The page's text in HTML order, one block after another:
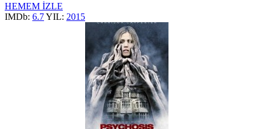
HEMEM İZLE
IMDb: 6.7YIL: 2015